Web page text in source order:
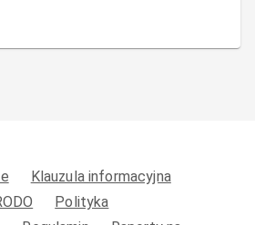
Klauzula informacyjna
Polityka